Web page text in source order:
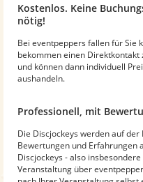
Kostenlos. Keine
nötig!
Bei eventpeppers fallen für Sie
bekommen einen Direktkontakt
und können dann individuell
aushandeln.
Professionell, mit
Die Discjockeys werden auf
Bewertungen und Erfahrungen
Discjockeys - also
Veranstaltung über